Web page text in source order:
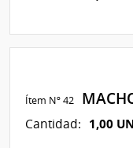
Ítem Nº 42
Cantidad: 1,00